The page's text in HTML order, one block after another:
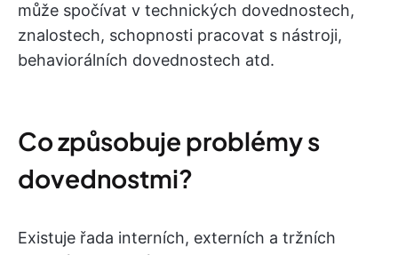
může spočívat v technických dovednostech,
znalostech, schopnosti pracovat s nástroji,
behaviorálních dovednostech atd.
Co způsobuje problémy s
dovednostmi?
Existuje řada interních, externích a tržních